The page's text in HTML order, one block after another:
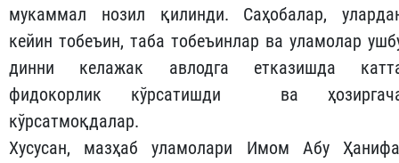
мукаммал нозил қилинди. Саҳобалар,
кейин тобеъин, таба тобеъинлар ва уламолар
динни келажак авлодга етказишда
фидокорлик кўрсатишди ва
кўрсатмоқдалар.
Хусусан, мазҳаб уламолари Имом Абу